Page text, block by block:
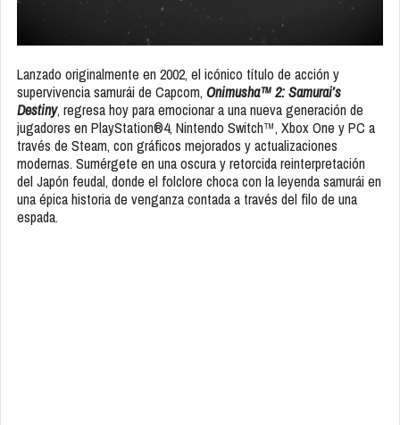
Lanzado originalmente en 2002, el icónico título de acción y
supervivencia samurái de Capcom, Onimusha™ 2: Samurai’s
Destiny, regresa hoy para emocionar a una nueva generación de
jugadores en PlayStation®4, Nintendo Switch™, Xbox One y PC a
través de Steam, con gráficos mejorados y actualizaciones
modernas. Sumérgete en una oscura y retorcida reinterpretación
del Japón feudal, donde el folclore choca con la leyenda samurái en
una épica historia de venganza contada a través del filo de una
espada.